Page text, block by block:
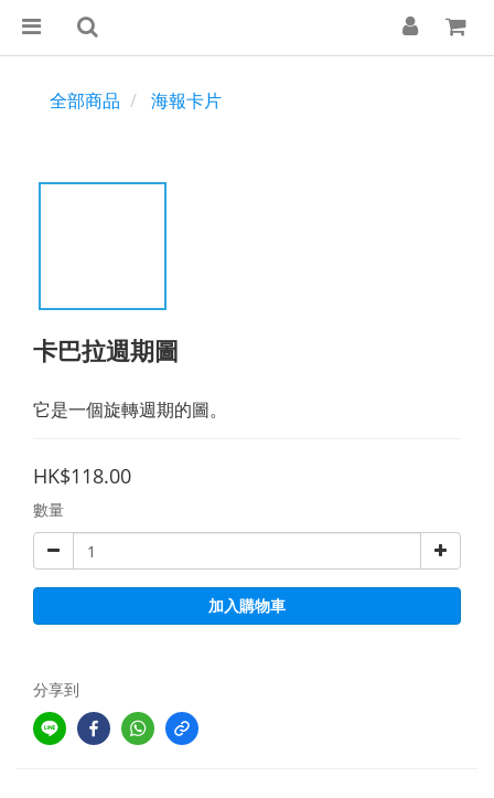
全部商品 海報卡片
卡巴拉週期圖
它是一個旋轉週期的圖。
HK$118.00
數量
加入購物車
分享到